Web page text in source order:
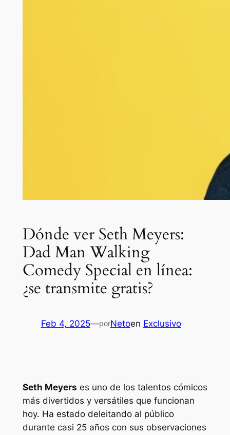
Dónde ver Seth Meyers:
Dad Man Walking
Comedy Special en línea:
¿se transmite gratis?
Feb 4, 2025—porNetoen Exclusivo
Seth Meyers es uno de los talentos cómicos
más divertidos y versátiles que funcionan
hoy. Ha estado deleitando al público
durante casi 25 años con sus observaciones